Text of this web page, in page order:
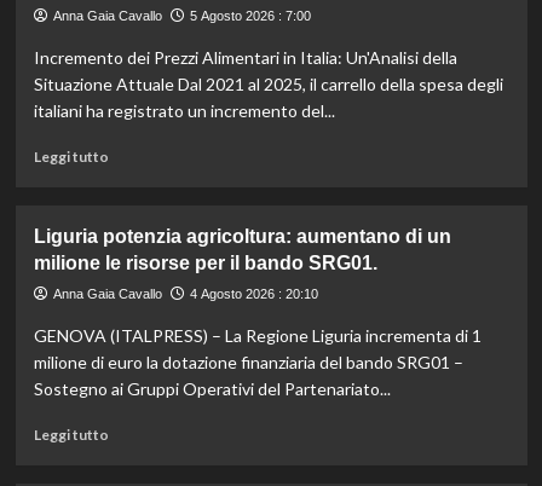
solidarietà:
milioni
per
colpite
da
calamità.
Anna Gaia Cavallo 5 Agosto 2026 : 7:00
Incremento dei Prezzi Alimentari in Italia: Un'Analisi della
Situazione Attuale Dal 2021 al 2025, il carrello della spesa degli
italiani ha registrato un incremento del...
Leggi tuttoLeggi
Ultraprocessati
e
salute:
mangiare
bene
con
Liguria potenzia agricoltura: aumentano di un
milione le risorse per il bando SRG01.
Anna Gaia Cavallo 4 Agosto 2026 : 20:10
GENOVA (ITALPRESS) – La Regione Liguria incrementa di 1
milione di euro la dotazione finanziaria del bando SRG01 –
Sostegno ai Gruppi Operativi del Partenariato...
Leggi tuttoLeggi